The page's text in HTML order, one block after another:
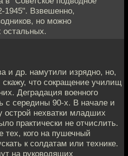
1945". Взвешенно,
но можно
остальных.
и др. намутили изрядно, но,
что сокращение училищ
Деградация военного
с середины 90-х. В начале и
острой нехватки младших
практически не отчислить.
тех, кого на пушечный
к солдатам или технике.
на руководящих